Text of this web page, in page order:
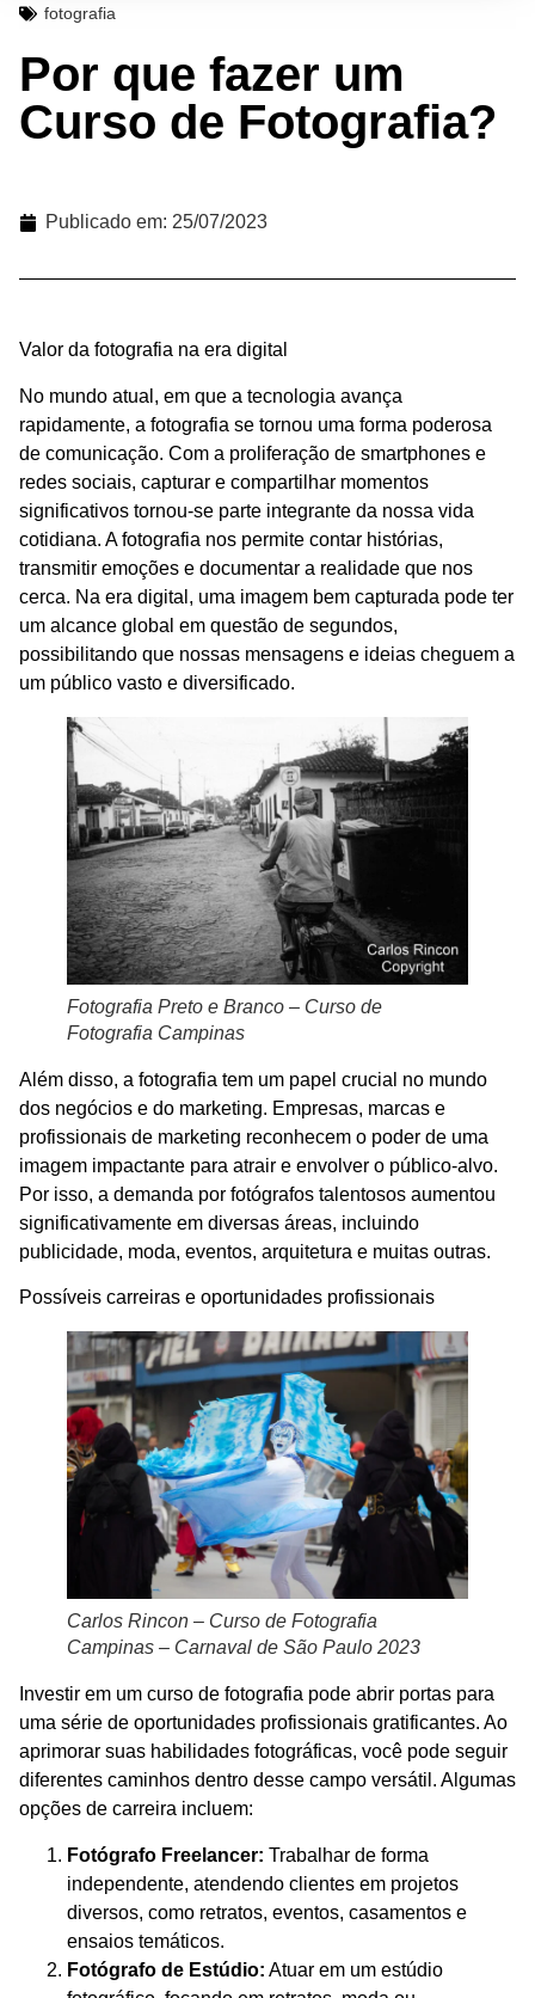
fotografia
Por que fazer um
Curso de Fotografia?
Publicado em: 25/07/2023
Valor da fotografia na era digital
No mundo atual, em que a tecnologia avança
rapidamente, a fotografia se tornou uma forma poderosa
de comunicação. Com a proliferação de smartphones e
redes sociais, capturar e compartilhar momentos
significativos tornou-se parte integrante da nossa vida
cotidiana. A fotografia nos permite contar histórias,
transmitir emoções e documentar a realidade que nos
cerca. Na era digital, uma imagem bem capturada pode ter
um alcance global em questão de segundos,
possibilitando que nossas mensagens e ideias cheguem a
um público vasto e diversificado.
Fotografia Preto e Branco – Curso de
Fotografia Campinas
Além disso, a fotografia tem um papel crucial no mundo
dos negócios e do marketing. Empresas, marcas e
profissionais de marketing reconhecem o poder de uma
imagem impactante para atrair e envolver o público-alvo.
Por isso, a demanda por fotógrafos talentosos aumentou
significativamente em diversas áreas, incluindo
publicidade, moda, eventos, arquitetura e muitas outras.
Possíveis carreiras e oportunidades profissionais
Carlos Rincon – Curso de Fotografia
Campinas – Carnaval de São Paulo 2023
Investir em um curso de fotografia pode abrir portas para
uma série de oportunidades profissionais gratificantes. Ao
aprimorar suas habilidades fotográficas, você pode seguir
diferentes caminhos dentro desse campo versátil. Algumas
opções de carreira incluem:
Fotógrafo Freelancer: Trabalhar de forma
independente, atendendo clientes em projetos
diversos, como retratos, eventos, casamentos e
ensaios temáticos.
Fotógrafo de Estúdio: Atuar em um estúdio